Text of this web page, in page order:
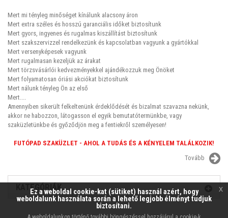
Mert mi tényleg minőséget kínálunk alacsony áron
Mert extra széles és hosszú garanciális időket biztosítunk
Mert gyors, ingyenes és rugalmas kiszállítást biztosítunk
Mert szakszervizzel rendelkezünk és kapcsolatban vagyunk a gyártókkal
Mert versenyképesek vagyunk
Mert rugalmasan kezeljük az árakat
Mert törzsvásárlói kedvezményekkel ajándékozzuk meg Önöket
Mert folyamatosan óriási akciókat biztosítunk
Mert nálunk tényleg Ön az első
Mert....
Amennyiben sikerült felkeltenünk érdeklődését és bizalmat szavazna nekünk,
akkor ne habozzon, látogasson el egyik bemutatótermünkbe, vagy
szaküzletünkbe és győződjön meg a fentiekről személyesen!
FUTÓPAD SZAKÜZLET - AHOL A TUDÁS ÉS A KÉNYELEM TALÁLKOZIK!
Tovább
KATEGÓRIÁK
Ez a weboldal cookie-kat (sütiket) használ azért, hogy
weboldalunk használata során a lehető legjobb élményt tudjuk
biztosítani.
x